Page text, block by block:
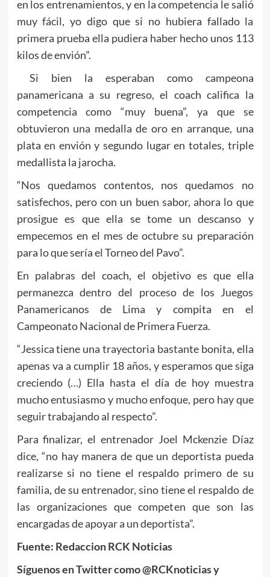
en los entrenamientos, y en la competencia le salió
muy fácil, yo digo que si no hubiera fallado la
primera prueba ella pudiera haber hecho unos 113
kilos de envión”.
Si bien la esperaban como campeona
panamericana a su regreso, el coach califica la
competencia como “muy buena”, ya que se
obtuvieron una medalla de oro en arranque, una
plata en envión y segundo lugar en totales, triple
medallista la jarocha.
“Nos quedamos contentos, nos quedamos no
satisfechos, pero con un buen sabor, ahora lo que
prosigue es que ella se tome un descanso y
empecemos en el mes de octubre su preparación
para lo que sería el Torneo del Pavo”.
En palabras del coach, el objetivo es que ella
permanezca dentro del proceso de los Juegos
Panamericanos de Lima y compita en el
Campeonato Nacional de Primera Fuerza.
“Jessica tiene una trayectoria bastante bonita, ella
apenas va a cumplir 18 años, y esperamos que siga
creciendo (…) Ella hasta el día de hoy muestra
mucho entusiasmo y mucho enfoque, pero hay que
seguir trabajando al respecto”.
Para finalizar, el entrenador Joel Mckenzie Díaz
dice, “no hay manera de que un deportista pueda
realizarse si no tiene el respaldo primero de su
familia, de su entrenador, sino tiene el respaldo de
las organizaciones que competen que son las
encargadas de apoyar a un deportista”.
Fuente: Redaccion RCK Noticias
Síguenos en Twitter como @RCKnoticias y